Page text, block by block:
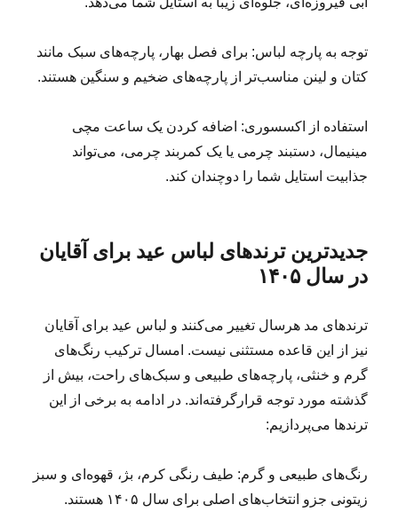
توجه به پارچه لباس: برای فصل بهار، پارچه‌های سبک مانند
کتان و لینن مناسب‌تر از پارچه‌های ضخیم و سنگین هستند.
استفاده از اکسسوری: اضافه کردن یک ساعت مچی
مینیمال، دستبند چرمی یا یک کمربند چرمی، می‌تواند
جذابیت استایل شما را دوچندان کند.
جدیدترین ترندهای لباس عید برای آقایان
در سال ۱۴۰۵
ترندهای مد هرسال تغییر می‌کنند و لباس عید برای آقایان
نیز از این قاعده مستثنی نیست. امسال ترکیب رنگ‌های
گرم و خنثی، پارچه‌های طبیعی و سبک‌های راحت، بیش از
گذشته مورد توجه قرارگرفته‌اند. در ادامه به برخی از این
ترندها می‌پردازیم:
رنگ‌های طبیعی و گرم: طیف رنگی کرم، بژ، قهوه‌ای و سبز
زیتونی جزو انتخاب‌های اصلی برای سال ۱۴۰۵ هستند.